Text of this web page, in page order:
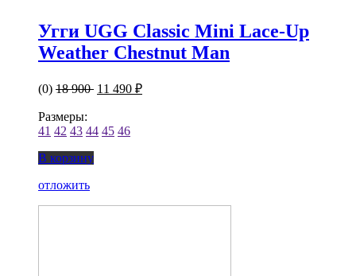
Угги UGG Classic Mini Lace-Up
Weather Chestnut Man
(0) 18 900 11 490 ₽
Размеры:
41 42 43 44 45 46
В корзину
отложить